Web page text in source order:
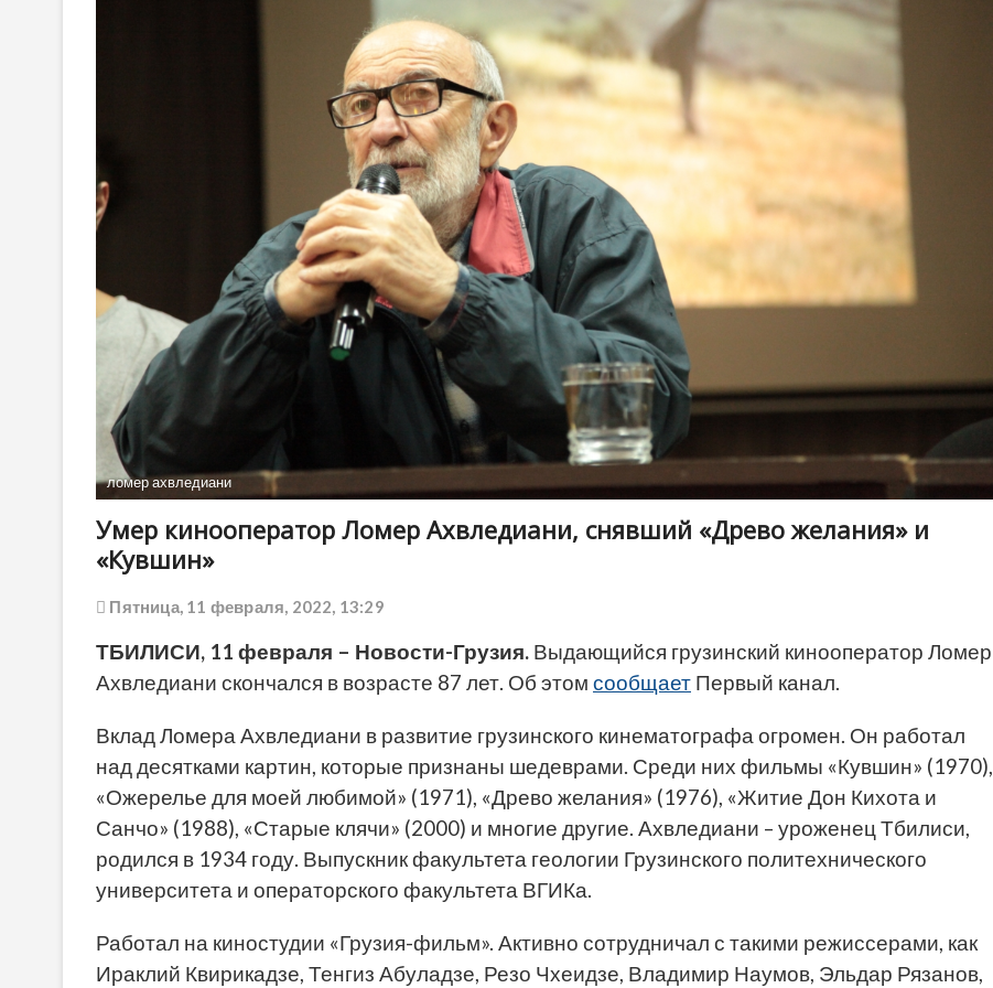
ломер ахвледиани
Умер кинооператор Ломер Ахвледиани, снявший «Древо желания» и
«Кувшин»
Пятница, 11 февраля, 2022, 13:29
ТБИЛИСИ, 11 февраля – Новости-Грузия. Выдающийся грузинский кинооператор Ломер
Ахвледиани скончался в возрасте 87 лет. Об этом сообщает Первый канал.
Вклад Ломера Ахвледиани в развитие грузинского кинематографа огромен. Он работал
над десятками картин, которые признаны шедеврами. Среди них фильмы «Кувшин» (1970),
«Ожерелье для моей любимой» (1971), «Древо желания» (1976), «Житие Дон Кихота и
Санчо» (1988), «Старые клячи» (2000) и многие другие. Ахвледиани – уроженец Тбилиси,
родился в 1934 году. Выпускник факультета геологии Грузинского политехнического
университета и операторского факультета ВГИКа.
Работал на киностудии «Грузия-фильм». Активно сотрудничал с такими режиссерами, как
Ираклий Квирикадзе, Тенгиз Абуладзе, Резо Чхеидзе, Владимир Наумов, Эльдар Рязанов,